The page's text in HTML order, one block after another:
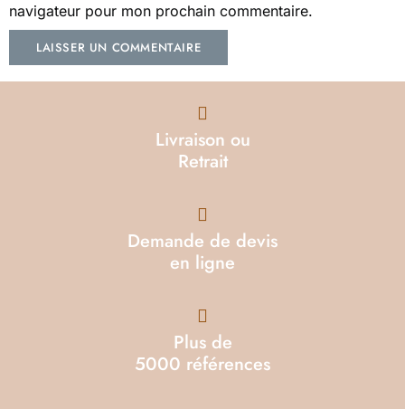
navigateur pour mon prochain commentaire.
Livraison ou
Retrait
Demande de devis
en ligne
Plus de
5000 références